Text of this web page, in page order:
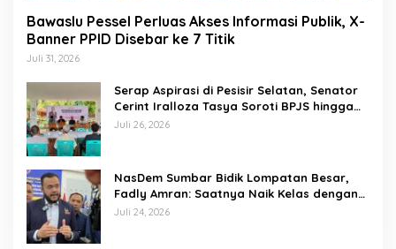
Bawaslu Pessel Perluas Akses Informasi Publik, X-
Banner PPID Disebar ke 7 Titik
Juli 31, 2026
Serap Aspirasi di Pesisir Selatan, Senator
Cerint Iralloza Tasya Soroti BPJS hingga
Kurikulum Merdeka
Juli 26, 2026
NasDem Sumbar Bidik Lompatan Besar,
Fadly Amran: Saatnya Naik Kelas dengan
Kader Berkualitas
Juli 24, 2026